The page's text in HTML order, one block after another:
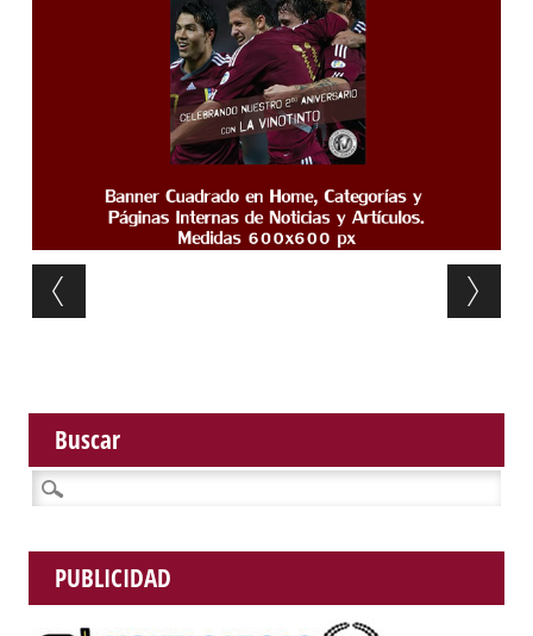
Post navigation
Buscar
Buscar:
PUBLICIDAD